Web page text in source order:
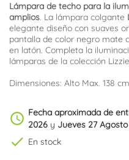
Lámpara de techo para la
amplios. La lámpara colgante
elegante diseño con suaves
pantalla de color negro mate
en latón. Completa la
lámparas de la colección
Dimensiones: Alto Max. 138
schedule Fecha aproximada de
2026 y Jueves 27
check En stock